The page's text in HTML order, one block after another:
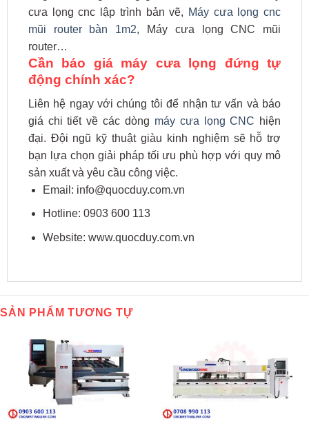
cưa lọng cnc lập trình bản vẽ, Máy cưa lọng cnc
mũi router bàn 1m2, Máy cưa lọng CNC mũi
router…
Cần báo giá máy cưa lọng đứng tự
động chính xác?
Liên hệ ngay với chúng tôi để nhận tư vấn và báo
giá chi tiết về các dòng máy cưa lọng CNC hiện
đại. Đội ngũ kỹ thuật giàu kinh nghiệm sẽ hỗ trợ
bạn lựa chọn giải pháp tối ưu phù hợp với quy mô
sản xuất và yêu cầu công việc.
Email: info@quocduy.com.vn
Hotline: 0903 600 113
Website: www.quocduy.com.vn
SẢN PHẨM TƯƠNG TỰ